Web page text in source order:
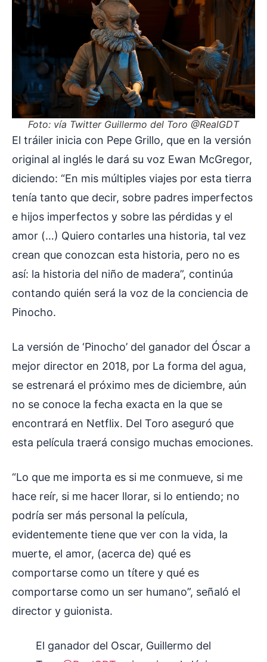
Foto: vía Twitter Guillermo del Toro @RealGDT
El tráiler inicia con Pepe Grillo, que en la versión
original al inglés le dará su voz Ewan McGregor,
diciendo: “En mis múltiples viajes por esta tierra
tenía tanto que decir, sobre padres imperfectos
e hijos imperfectos y sobre las pérdidas y el
amor (…) Quiero contarles una historia, tal vez
crean que conozcan esta historia, pero no es
así: la historia del niño de madera”, continúa
contando quién será la voz de la conciencia de
Pinocho.
La versión de ‘Pinocho’ del ganador del Óscar a
mejor director en 2018, por La forma del agua,
se estrenará el próximo mes de diciembre, aún
no se conoce la fecha exacta en la que se
encontrará en Netflix. Del Toro aseguró que
esta película traerá consigo muchas emociones.
“Lo que me importa es si me conmueve, si me
hace reír, si me hacer llorar, si lo entiendo; no
podría ser más personal la película,
evidentemente tiene que ver con la vida, la
muerte, el amor, (acerca de) qué es
comportarse como un títere y qué es
comportarse como un ser humano”, señaló el
director y guionista.
El ganador del Oscar, Guillermo del